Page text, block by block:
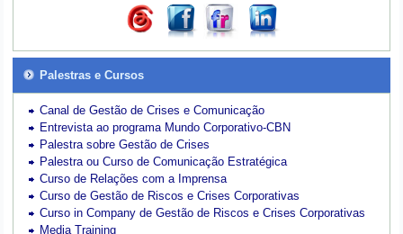
Palestras e Cursos
Canal de Gestão de Crises e Comunicação
Entrevista ao programa Mundo Corporativo-CBN
Palestra sobre Gestão de Crises
Palestra ou Curso de Comunicação Estratégica
Curso de Relações com a Imprensa
Curso de Gestão de Riscos e Crises Corporativas
Curso in Company de Gestão de Riscos e Crises Corporativas
Media Training